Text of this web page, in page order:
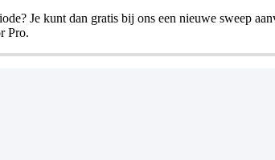
Je kunt dan gratis bij ons een nieuwe sweep
Pro.